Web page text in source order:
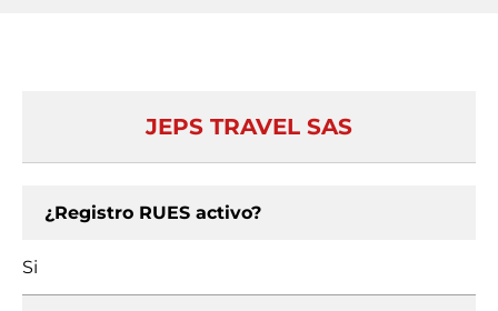
JEPS TRAVEL SAS
¿Registro RUES activo?
Si